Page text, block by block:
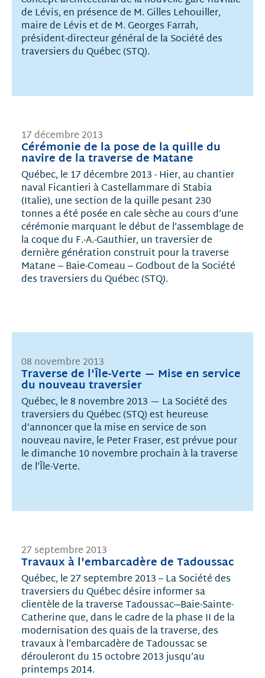
de Lévis, en présence de M. Gilles Lehouiller,
maire de Lévis et de M. Georges Farrah,
président-directeur général de la Société des
traversiers du Québec (STQ).
Cérémonie de la pose de la quille du
navire de la traverse de Matane
17 décembre 2013
Québec, le 17 décembre 2013 - Hier, au chantier
naval Ficantieri à Castellammare di Stabia
(Italie), une section de la quille pesant 230
tonnes a été posée en cale sèche au cours d’une
cérémonie marquant le début de l’assemblage de
la coque du F.-A.-Gauthier, un traversier de
dernière génération construit pour la traverse
Matane ‒ Baie-Comeau ‒ Godbout de la Société
des traversiers du Québec (STQ).
Traverse de l'Île-Verte — Mise en service
du nouveau traversier
08 novembre 2013
Québec, le 8 novembre 2013 — La Société des
traversiers du Québec (STQ) est heureuse
d’annoncer que la mise en service de son
nouveau navire, le Peter Fraser, est prévue pour
le dimanche 10 novembre prochain à la traverse
de l’Île-Verte.
Travaux à l'embarcadère de Tadoussac
27 septembre 2013
Québec, le 27 septembre 2013 – La Société des
traversiers du Québec désire informer sa
clientèle de la traverse Tadoussac─Baie-Sainte-
Catherine que, dans le cadre de la phase II de la
modernisation des quais de la traverse, des
travaux à l’embarcadère de Tadoussac se
dérouleront du 15 octobre 2013 jusqu’au
printemps 2014.